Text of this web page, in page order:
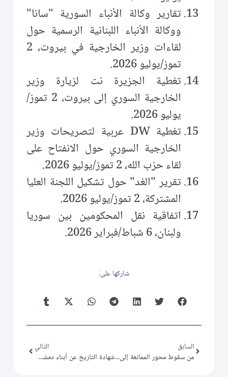
تقارير وكالة الأنباء السورية "سانا"
ووكالة الأنباء اللبنانية الرسمية حول
لقاءات وزير الخارجية في بيروت، 2
تموز/يوليو 2026.
تغطية الجزيرة نت لزيارة وزير
الخارجية السوري إلى بيروت، 2 تموز/
يوليو 2026.
تغطية DW عربية لتصريحات وزير
الخارجية السوري حول الانفتاح على
لقاء حزب الله، 2 تموز/يوليو 2026.
تقرير "الغد" حول تشكيل اللجنة العليا
المشتركة، 2 تموز/يوليو 2026.
اتفاقية نقل المحكومين بين سوريا
ولبنان، 6 شباط/فبراير 2026.
شاركها على:
السابق
من سقوط محور الممانعة إلى تحصين الهوية الوطنية السورية
التالي
شهادة التاريخ عن أبناء دمشق يسحق ضجيج العابرين